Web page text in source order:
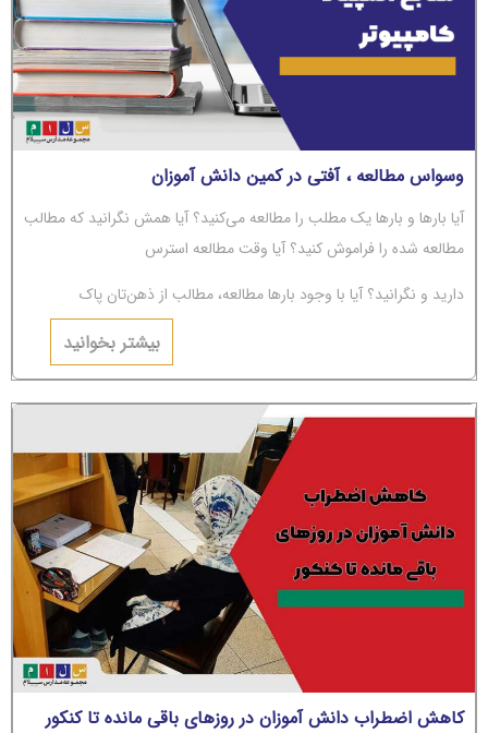
وسواس مطالعه ، آفتی در کمین دانش آموزان
آیا بارها و بارها یک مطلب را مطالعه می‌کنید؟ آیا همش نگرانید که مطالب
مطالعه شده را فراموش کنید؟ آیا وقت مطالعه استرس
دارید و نگرانید؟ آیا با وجود بارها مطالعه، مطالب از ذهن‌تان پاک
می‌شوند؟ اگر جواب‌تان مثبت است، باید بگوییم شما دچار
بیشتر بخوانید
کاهش اضطراب دانش آموزان در روزهای باقی مانده تا کنکور